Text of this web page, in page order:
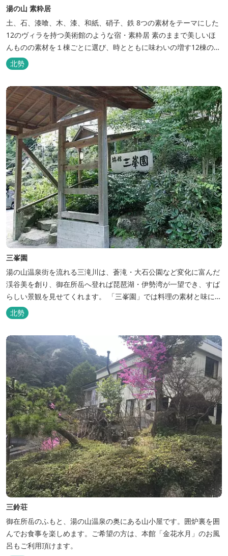
湯の山 素粋居
土、石、漆喰、木、漆、和紙、硝子、鉄 8つの素材をテーマにした
12のヴィラを持つ美術館のような宿・素粋居 素のままで美しいほ
んものの素材を１棟ごとに選び、時とともに味わいの増す12棟のヴ
ィラをつくりました。現代美術・工芸・古美術・アンティークをし
つらえた空間は、 とびきり居心地が良い美術館のよう。次はあのヴ
す。 「そ...
北勢
三峯園
湯の山温泉街を流れる三滝川は、蒼滝・大石公園など変化に富んだ
渓谷美を創り、御在所岳へ登れば琵琶湖・伊勢湾が一望でき、すば
らしい景観を見せてくれます。 「三峯園」では料理の素材と味にも
こだわり、お客様に四季の織り成す景観と、いい湯、いい味、めぐ
りあいをお届けいたします。
北勢
三鈴荘
御在所岳のふもと、湯の山温泉の奥にある山小屋です。囲炉裏を囲
んでお食事を楽しめます。ご希望の方は、本館「金花水月」のお風
呂もご利用頂けます。